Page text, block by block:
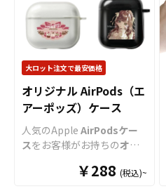
イプ、素材違いのフォンタ
ブやストラップも取り揃え
ております。 短納期・小ロ
ットでの対応も可能ですの
でご不明点がありましたら
点がありましたらお気軽に
ご相談ください。
度回転・180度の角度調節が
可能となっており、お好み
の角度に調整してスタンド
としても活用できるため、
動画視聴にも非常に便利で
す。 形状は定形型4種のほ
か、オプションで自由な形
にカットできるダイカット
仕様にも対応！高精細なフ
ルカラー印刷により、お気
に入りの写真やキャラクタ
ーデザイン、ブランドロゴ
なども細部まで魅力的に表
大ロット注文で最安価格
オリジナル AirPods（エ
アーポッズ）ケース
人気のApple AirPodsケー
スをお客様がお持ちのオリ
いたします。ポリカーボネ
￥288 (税込)~